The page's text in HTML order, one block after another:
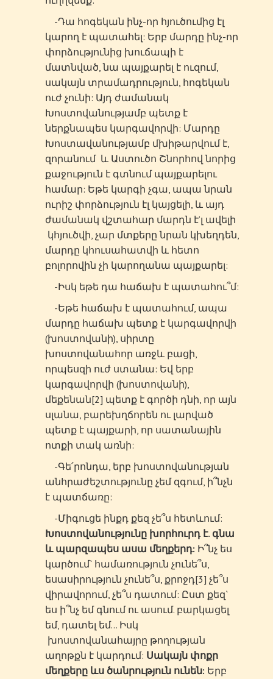
-Դա հոգեկան ինչ-որ հյուծումից էլ
կարող է պատահել: Երբ մարդը ինչ-որ
փորձությունից խուճապի է
մատնված, նա պայքարել է ուզում,
սակայն տրամադրություն, հոգեկան
ուժ չունի: Այդ ժամանակ
Խոստովանությամբ պետք է
ներքնապես կարգավորվի: Մարդը
Խոստավանությամբ մխիթարվում է,
զորանում և Աստուծո Շնորհով նորից
քաջություն է գտնում պայքարելու
համար: Եթե կարգի չգա, ապա նրան
ուրիշ փորձություն էլ կայցելի, և այդ
ժամանակ վշտահար մարդն է’լ ավելի
կհյուծվի, չար մտքերը նրան կխեղդեն,
մարդը կհուսահատվի և հետո
բոլորովին չի կարողանա պայքարել:
-Իսկ եթե դա հաճախ է պատահու՞մ:
-Եթե հաճախ է պատահում, ապա
մարդը հաճախ պետք է կարգավորվի
(խոստովանի), սիրտը
խոստովանահոր առջև բացի,
որպեսզի ուժ ստանա: Եվ երբ
կարգավորվի (խոստովանի),
մեքենան[2] պետք է գործի դնի, որ այն
սլանա, բարեխղճորեն ու լարված
պետք է պայքարի, որ սատանային
ոտքի տակ առնի:
-Գե՛րոնդա, երբ խոստովանության
անհրաժեշտությունը չեմ զգում, ի՞նչն
է պատճառը:
-Միգուցե ինքդ քեզ չե՞ս հետևում:
Խոստովանությունը խորհուրդ է. գնա
և պարզապես ասա մեղքերդ: Ի՞նչ ես
կարծում` համառություն չունե՞ս,
եսասիրություն չունե՞ս, քրոջդ[3] չե՞ս
վիրավորում, չե՞ս դատում: Ըստ քեզ`
ես ի՞նչ եմ գնում ու ասում. բարկացել
եմ, դատել եմ… Իսկ
խոստովանահայրը թողության
աղոթքն է կարդում: Սակայն փոքր
մեղքերը ևս ծանրություն ունեն: Երբ